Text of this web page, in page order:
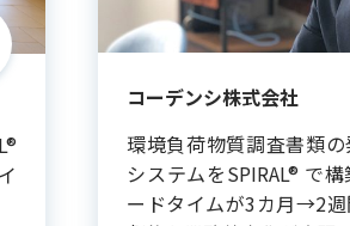
コーデンシ株式会社
環境負荷物質調査書類
システムをSPIRAL® で
ードタイムが3カ月→2